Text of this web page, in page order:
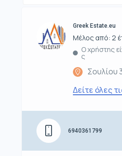
Greek Estate.eu
Μέλος από: 2
Ο χρήστης
ς
Σουλίου
Δείτε όλες
6940361799